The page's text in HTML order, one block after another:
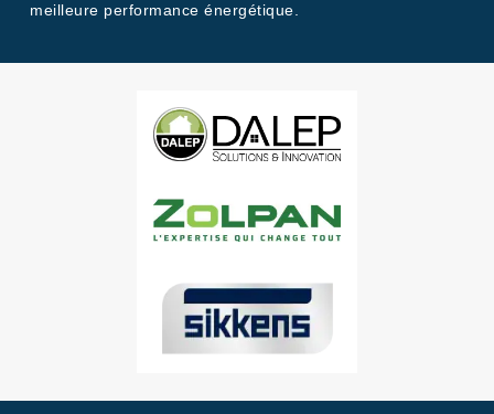
meilleure performance énergétique.